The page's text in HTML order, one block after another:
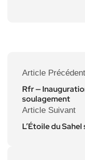
Article Précédent
Rfr —
soulagement
Article Suivant
L’Étoile du